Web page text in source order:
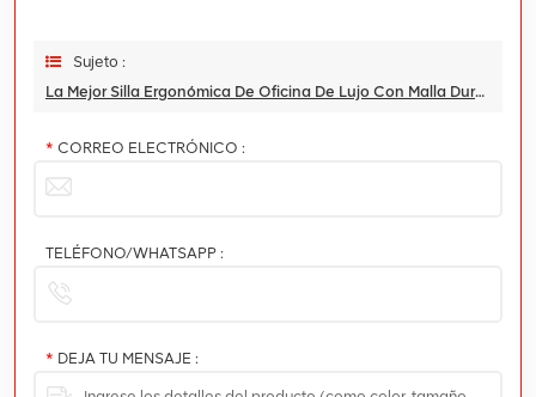
Sujeto :
La Mejor Silla Ergonómica De Oficina De Lujo Con Malla Duradera
* CORREO ELECTRÓNICO :
TELÉFONO/WHATSAPP :
* DEJA TU MENSAJE :